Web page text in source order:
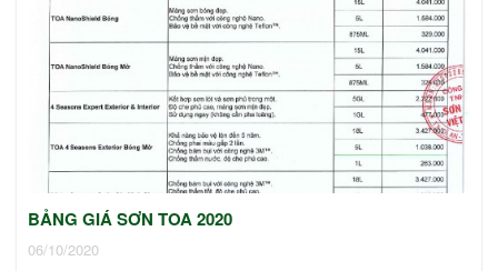
BẢNG GIÁ SƠN TOA 2020
06/10/2020